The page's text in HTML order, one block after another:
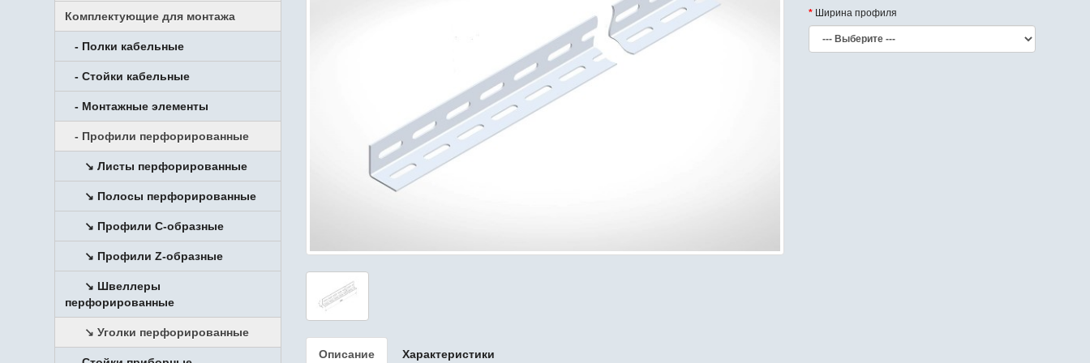
Комплектующие для монтажа
- Полки кабельные
- Стойки кабельные
- Монтажные элементы
- Профили перфорированные
↘ Листы перфорированные
↘ Полосы перфорированные
↘ Профили С-образные
↘ Профили Z-образные
↘ Швеллеры
перфорированные
↘ Уголки перфорированные
Описание Характеристики
Ширина профиля